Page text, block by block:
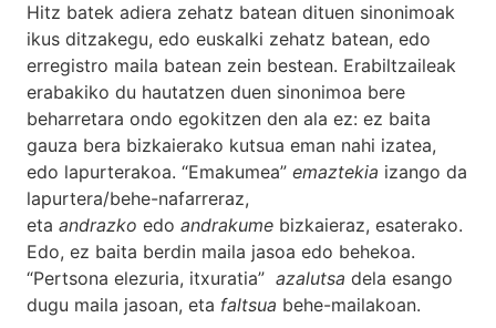
Hitz batek adiera zehatz batean dituen sinonimoak
ikus ditzakegu, edo euskalki zehatz batean, edo
erregistro maila batean zein bestean. Erabiltzaileak
erabakiko du hautatzen duen sinonimoa bere
beharretara ondo egokitzen den ala ez: ez baita
gauza bera bizkaierako kutsua eman nahi izatea,
edo lapurterakoa. “Emakumea” emaztekia izango da
lapurtera/behe-nafarreraz,
eta andrazko edo andrakume bizkaieraz, esaterako.
Edo, ez baita berdin maila jasoa edo behekoa.
“Pertsona elezuria, itxuratia” azalutsa dela esango
dugu maila jasoan, eta faltsua behe-mailakoan.